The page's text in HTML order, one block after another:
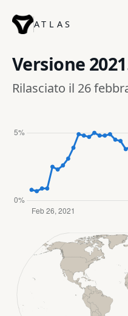
ATLAS
Versione
Rilasciato il 26